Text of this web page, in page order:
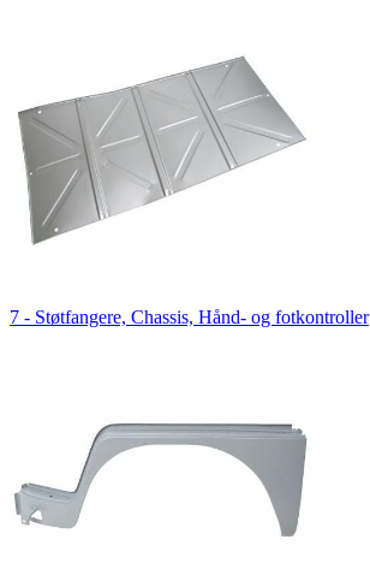
7 - Støtfangere, Chassis, Hånd- og fotkontroller